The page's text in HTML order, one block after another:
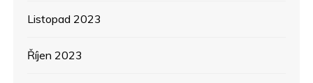
Listopad 2023
Říjen 2023